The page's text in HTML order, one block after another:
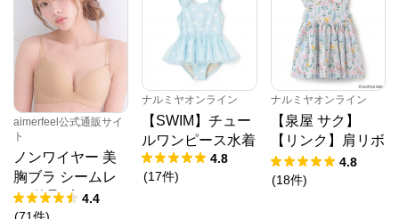
aimerfeel公式通販サイ
ト
ノンワイヤー 美
胸ブラ シームレ
ス 単品ブラジャ
4.4
ナルミヤオンライン
【SWIM】チュー
ルワンピース水着
4.8
(17件)
ナルミヤオンライン
【泉屋 サク】
【リンク】肩リボ
ンフラワーキャッ
トワンピース
4.8
(18件)
クロスプラス オンラインストア
公式ECサイト
※外部サイトが開きます